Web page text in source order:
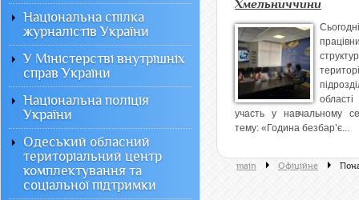
Хмельниччини
Сьогодні
участь у навчальному
тему: «Година безбар’є...
main Офiцiйне
Національна спілка
журналістів України
У Міністерстві внутрішніх
справ України
Національна поліція
України
Одеський обласний
територіальний центр
комплектування та
соціальної підтримки